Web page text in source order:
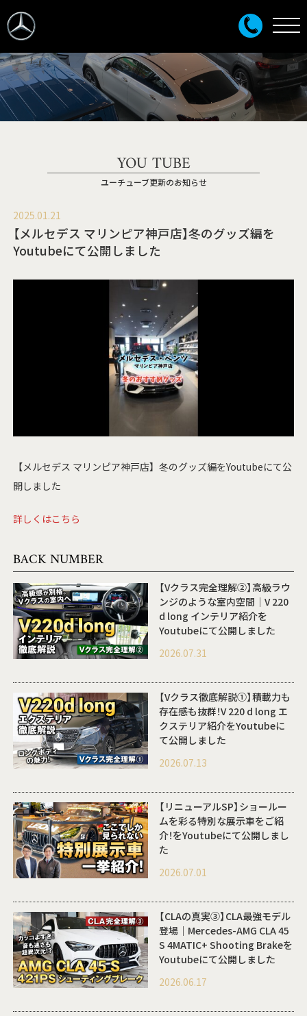
YOU TUBE
ユーチューブ更新のお知らせ
2025.01.21
【メルセデス マリンピア神戸店】冬のグッズ編を
Youtubeにて公開しました
【メルセデス マリンピア神戸店】冬のグッズ編をYoutubeにて公
開しました
詳しくはこちら
BACK NUMBER
【Vクラス完全理解②】高級ラウ
ンジのような室内空間｜V 220
d long インテリア紹介を
Youtubeにて公開しました
2026.07.31
【Vクラス徹底解説①】積載力も
存在感も抜群！V 220 d long エ
クステリア紹介をYoutubeに
て公開しました
2026.07.13
【リニューアルSP】ショールー
ムを彩る特別な展示車をご紹
介！をYoutubeにて公開しまし
た
2026.07.01
【CLAの真実③】CLA最強モデル
登場｜Mercedes-AMG CLA 45
S 4MATIC+ Shooting Brakeを
Youtubeにて公開しました
2026.06.17